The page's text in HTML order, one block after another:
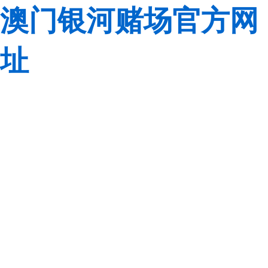
澳门银河赌场官方网
址